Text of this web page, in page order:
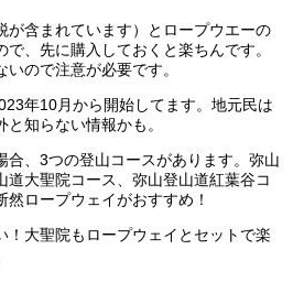
が含まれています）とロープウエーの
、先に購入しておくと楽ちんです。
ので注意が必要です。
年10月から開始してます。地元民は
知らない情報かも。
合、3つの登山コースがあります。弥山
道大聖院コース、弥山登山道紅葉谷コ
ロープウェイがおすすめ！
！大聖院もロープウェイとセットで楽